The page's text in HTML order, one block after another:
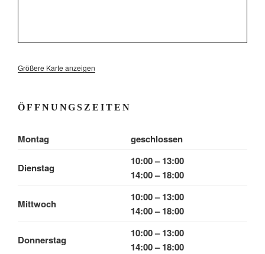
Größere Karte anzeigen
ÖFFNUNGSZEITEN
Montag geschlossen
Dienstag
10:00 – 13:00
14:00 – 18:00
Mittwoch
10:00 – 13:00
14:00 – 18:00
Donnerstag
10:00 – 13:00
14:00 – 18:00